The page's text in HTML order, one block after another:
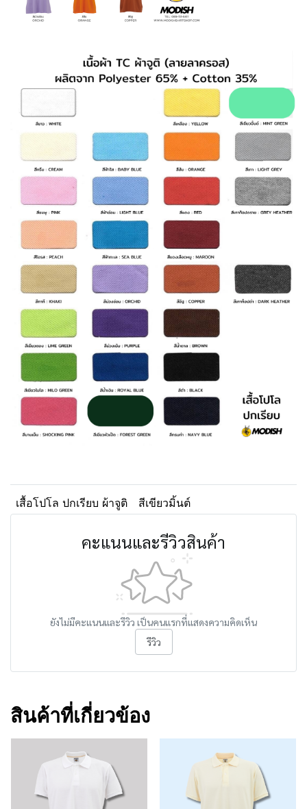
เสื้อโปโล ปกเรียบ ผ้าจูติ สีเขียวมิ้นต์
คะแนนและรีวิวสินค้า
ยังไม่มีคะแนนและรีวิว เป็นคนแรกที่แสดงความคิดเห็น
รีวิว
สินค้าที่เกี่ยวข้อง